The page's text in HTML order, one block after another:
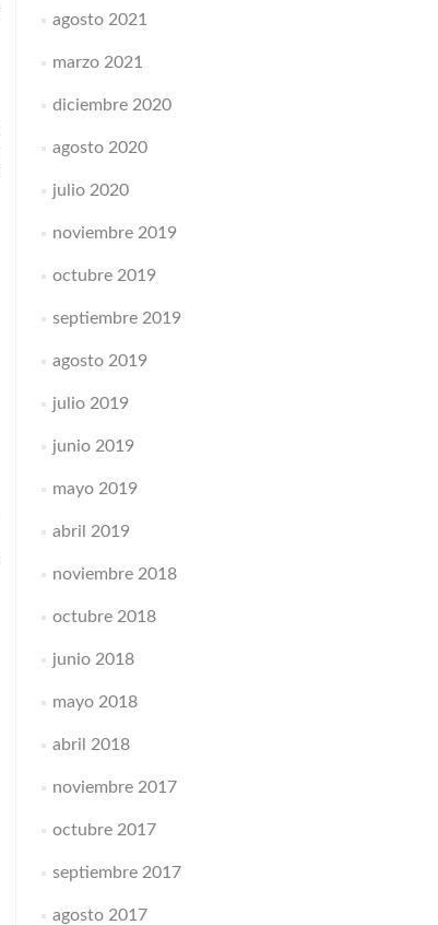
agosto 2021
marzo 2021
diciembre 2020
agosto 2020
julio 2020
noviembre 2019
octubre 2019
septiembre 2019
agosto 2019
julio 2019
junio 2019
mayo 2019
abril 2019
noviembre 2018
octubre 2018
junio 2018
mayo 2018
abril 2018
noviembre 2017
octubre 2017
septiembre 2017
agosto 2017